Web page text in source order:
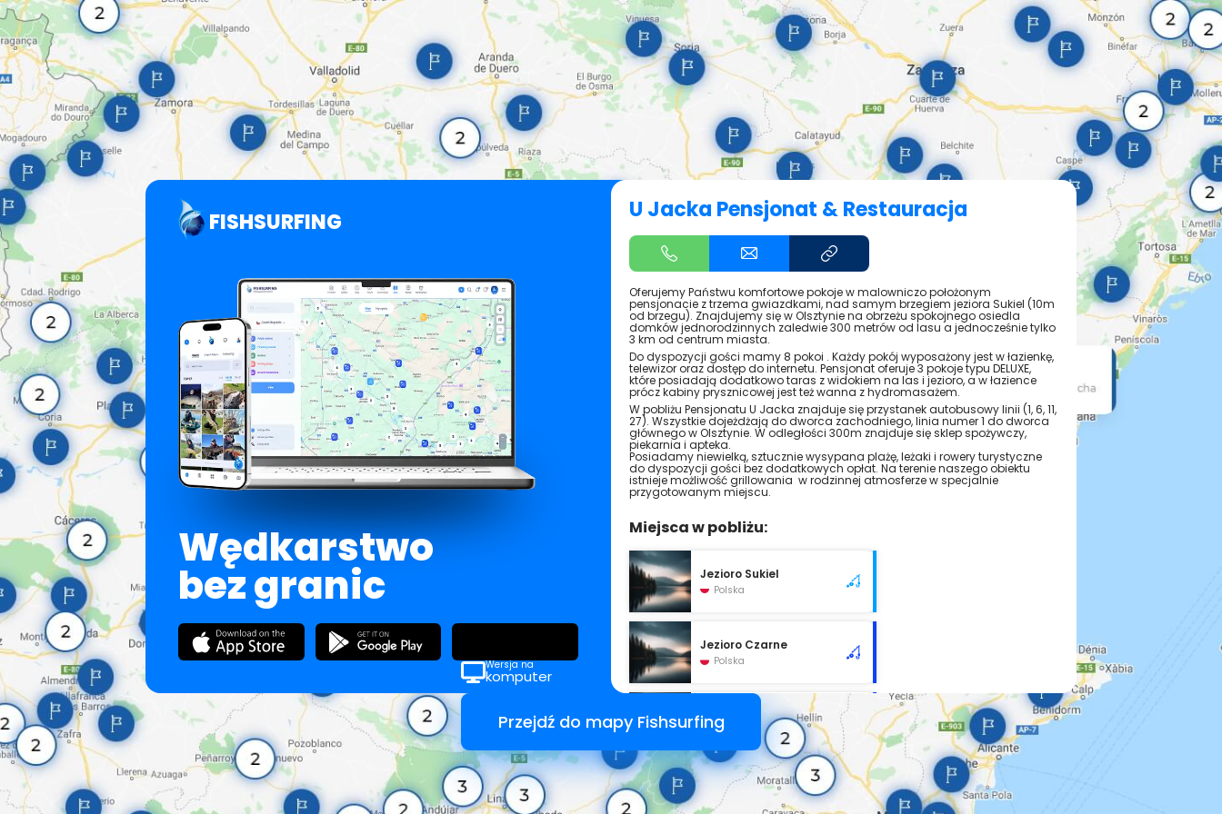
FISHSURFING
Wędkarstwo
bez granic
Wersja na
komputer
U Jacka Pensjonat & Restauracja
Oferujemy Państwu komfortowe pokoje w malowniczo położonym
pensjonacie z trzema gwiazdkami, nad samym brzegiem jeziora Sukiel (10m
od brzegu). Znajdujemy się w Olsztynie na obrzeżu spokojnego osiedla
domków jednorodzinnych zaledwie 300 metrów od lasu a jednocześnie tylko
3 km od centrum miasta.
Do dyspozycji gości mamy 8 pokoi . Każdy pokój wyposażony jest w łazienkę,
telewizor oraz dostęp do internetu. Pensjonat oferuje 3 pokoje typu DELUXE,
które posiadają dodatkowo taras z widokiem na las i jezioro, a w łazience
prócz kabiny prysznicowej jest też wanna z hydromasażem.
W pobliżu Pensjonatu U Jacka znajduje się przystanek autobusowy linii (1, 6, 11,
27). Wszystkie dojeżdżają do dworca zachodniego, linia numer 1 do dworca
głównego w Olsztynie. W odległości 300m znajduje się sklep spożywczy,
piekarnia i apteka.
Posiadamy niewielką, sztucznie wysypana plażę, leżaki i rowery turystyczne
do dyspozycji gości bez dodatkowych opłat. Na terenie naszego obiektu
istnieje możliwość grillowania w rodzinnej atmosferze w specjalnie
przygotowanym miejscu.
Miejsca w pobliżu:
Jezioro Sukiel
Polska
Jezioro Czarne
Polska
Jezioro Podkówka
Polska
Przejdź do mapy Fishsurfing